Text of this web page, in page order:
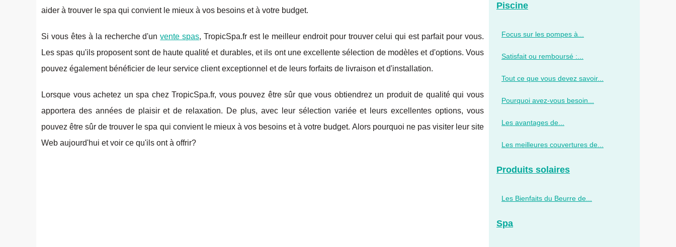
aider à trouver le spa qui convient le mieux à vos besoins et à votre budget.
Si vous êtes à la recherche d'unvente spas, TropicSpa.fr est le meilleur endroit pour trouver celui qui est parfait pour vous.
Les spas qu'ils proposent sont de haute qualité et durables, et ils ont une excellente sélection de modèles et d'options. Vous
pouvez également bénéficier de leur service client exceptionnel et de leurs forfaits de livraison et d'installation.
Lorsque vous achetez un spa chez TropicSpa.fr, vous pouvez être sûr que vous obtiendrez un produit de qualité qui vous
apportera des années de plaisir et de relaxation. De plus, avec leur sélection variée et leurs excellentes options, vous
pouvez être sûr de trouver le spa qui convient le mieux à vos besoins et à votre budget. Alors pourquoi ne pas visiter leur site
Web aujourd'hui et voir ce qu'ils ont à offrir?
Piscine
Focus sur les pompes à...
Satisfait ou remboursé :...
Tout ce que vous devez savoir...
Pourquoi avez-vous besoin...
Les avantages de...
Les meilleures couvertures de...
Produits solaires
Les Bienfaits du Beurre de...
Spa